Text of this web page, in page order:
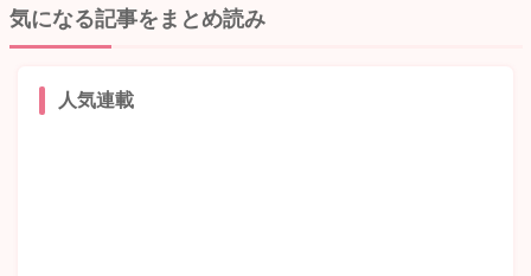
気になる記事をまとめ読み
人気連載